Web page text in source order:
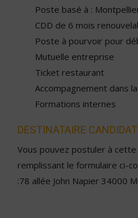
Poste basé à :
CDD de 6 mois
Poste à pourvoir pour
Mutuelle entreprise
Ticket restaurant
Accompagnement dans
Formations internes
DESTINATAIRE
Vous pouvez postuler à
remplissant le formulaire ci-
:78 allée John Napier 34000